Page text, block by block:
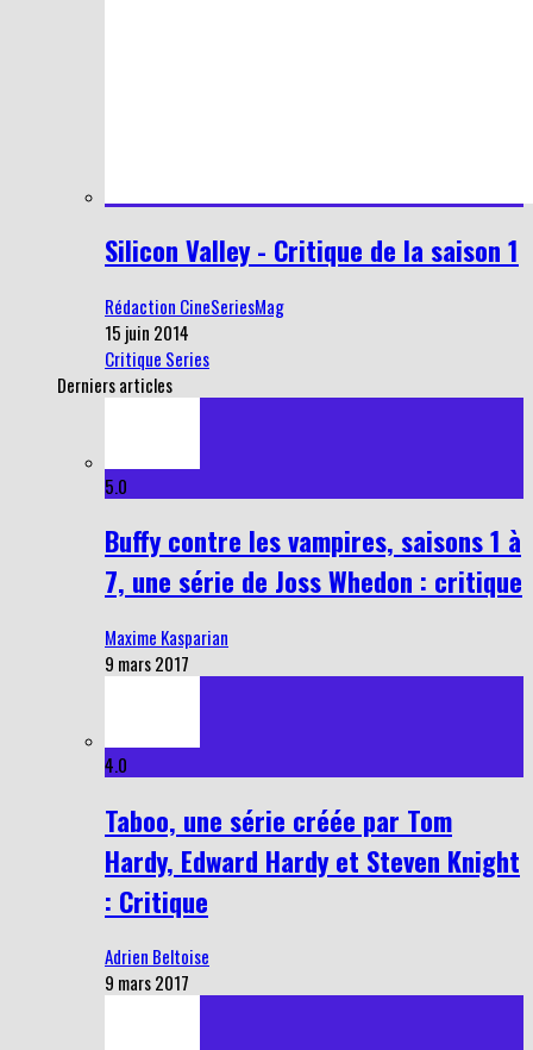
Silicon Valley - Critique de la saison 1
Rédaction CineSeriesMag
15 juin 2014
Critique Series
Derniers articles
5.0
Buffy contre les vampires, saisons 1 à
7, une série de Joss Whedon : critique
Maxime Kasparian
9 mars 2017
4.0
Taboo, une série créée par Tom
Hardy, Edward Hardy et Steven Knight
: Critique
Adrien Beltoise
9 mars 2017